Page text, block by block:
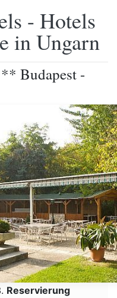
- Hotels
in Ungarn
Budapest -
Reservierung